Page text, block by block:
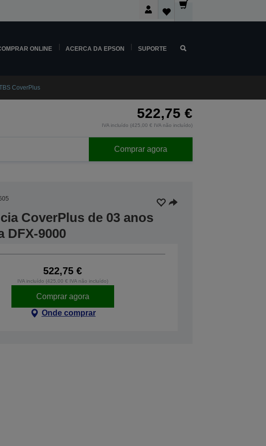
ONLINE ACERCA DA EPSON SUPORTE
CoverPlus
522,75 €
IVA incluído (425,00 € IVA não incluído)
Comprar agora
CoverPlus de 03 anos
DFX-9000
522,75 €
IVA incluído (425,00 € IVA não incluído)
Comprar agora
Onde comprar